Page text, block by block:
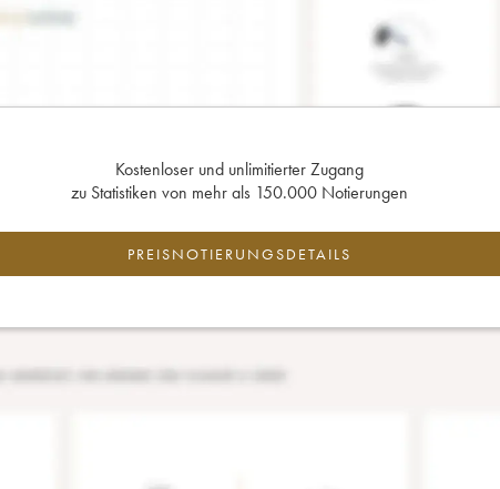
Kostenloser und unlimitierter Zugang
zu Statistiken von mehr als 150.000 Notierungen
PREISNOTIERUNGSDETAILS